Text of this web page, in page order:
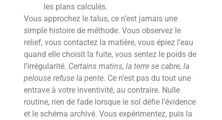
les plans calculés.
Vous approchez le talus, ce n’est jamais une
simple histoire de méthode. Vous observez le
relief, vous contactez la matière, vous épiez l’eau
quand elle choisit la fuite, vous sentez le poids de
l’irrégularité. Certains matins, la terre se cabre, la
pelouse refuse la pente. Ce n’est pas du tout une
entrave à votre inventivité, au contraire. Nulle
routine, rien de fade lorsque le sol défie l’évidence
et le schéma archivé. Vous expérimentez, puis la